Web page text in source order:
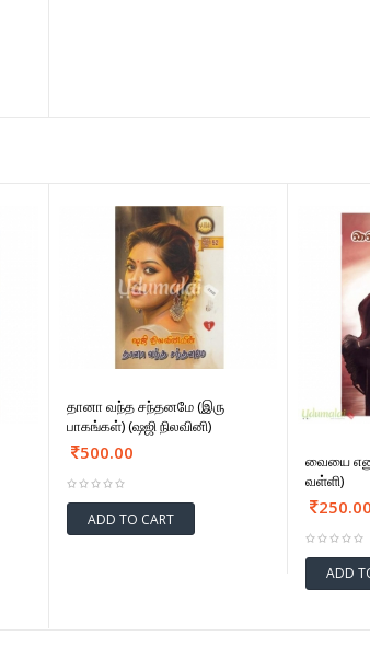
தானா வந்த சந்தனமே (இரு
பாகங்கள்) (ஷஜி நிலவினி)
500.00
ADD TO CART
வையை
வள்ளி)
250.00
ADD